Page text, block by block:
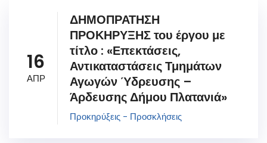
16
ΑΠΡ
ΔΗΜΟΠΡΑΤΗΣΗ
ΠΡΟΚΗΡΥΞΗΣ του έργου με
τίτλο : «Επεκτάσεις,
Αντικαταστάσεις Τμημάτων
Αγωγών Ύδρευσης –
Άρδευσης Δήμου Πλατανιά»
Προκηρύξεις - Προσκλήσεις